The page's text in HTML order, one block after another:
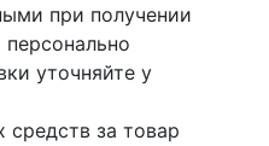
при получении
уточняйте у
за товар